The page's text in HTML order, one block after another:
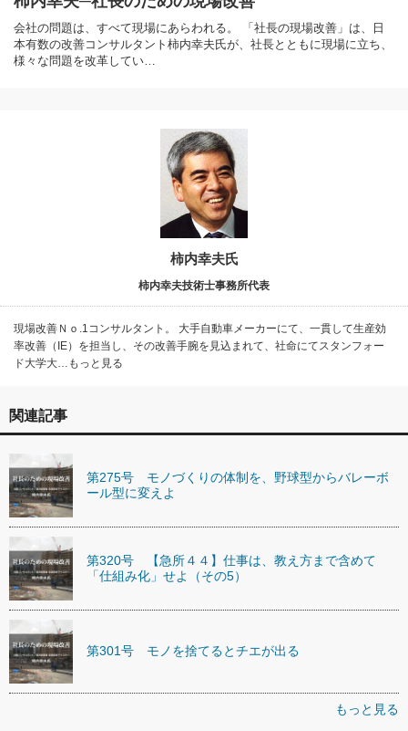
会社の問題は、すべて現場にあらわれる。 「社長の現場改善」は、日
本有数の改善コンサルタント柿内幸夫氏が、社長とともに現場に立ち、
様々な問題を改革してい…
柿内幸夫氏
柿内幸夫技術士事務所代表
現場改善Ｎｏ.1コンサルタント。 大手自動車メーカーにて、一貫して生産効
率改善（IE）を担当し、その改善手腕を見込まれて、社命にてスタンフォー
ド大学大…もっと見る
関連記事
第275号 モノづくりの体制を、野球型からバレーボ
ール型に変えよ
第320号 【急所４４】仕事は、教え方まで含めて
「仕組み化」せよ（その5）
第301号 モノを捨てるとチエが出る
もっと見る